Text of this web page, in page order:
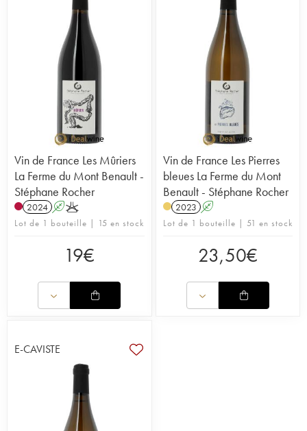
Vin de France Les Mûriers
La Ferme du Mont Benault -
Stéphane Rocher
2024 AK
Lot de 1 bouteille | 15 en stock
19€
Vin de France Les Pierres
bleues La Ferme du Mont
Benault - Stéphane Rocher
2023 A
Lot de 1 bouteille | 51 en stock
23,50€
E-CAVISTE